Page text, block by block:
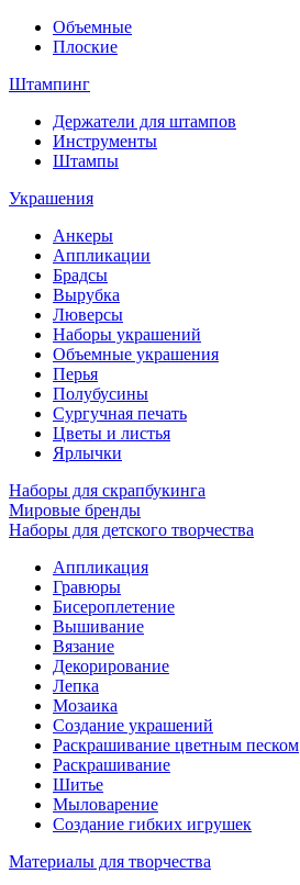
Объемные
Плоские
Штампинг
Держатели для штампов
Инструменты
Штампы
Украшения
Анкеры
Аппликации
Брадсы
Вырубка
Люверсы
Наборы украшений
Объемные украшения
Перья
Полубусины
Сургучная печать
Цветы и листья
Ярлычки
Наборы для скрапбукинга
Мировые бренды
Наборы для детского творчества
Аппликация
Гравюры
Бисероплетение
Вышивание
Вязание
Декорирование
Лепка
Мозаика
Создание украшений
Раскрашивание цветным песком
Раскрашивание
Шитье
Мыловарение
Создание гибких игрушек
Материалы для творчества